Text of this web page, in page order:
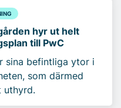
hyr ut helt
till PwC
sina befintliga ytor i
som därmed
uthyrd.